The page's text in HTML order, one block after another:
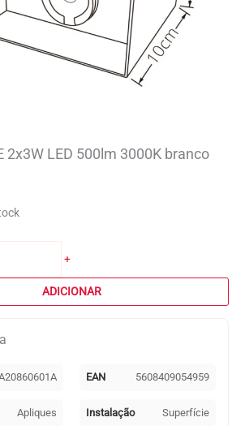
2x3W LED 500lm 3000K branco
+
ADICIONAR
EAN 5608409054959
Apliques Instalação Superfície